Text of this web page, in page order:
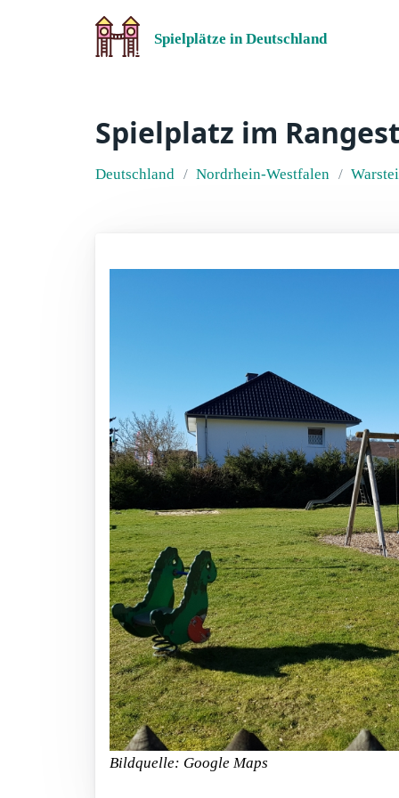
Spielplätze in Deutschland
Spielplatz im
Deutschland Nordrhein-Westfalen
Bildquelle: Google Maps